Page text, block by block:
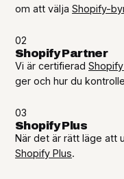
om att välja Shopify-
02
Shopify Partner
Vi är certifierad
ger och hur du
03
Shopify Plus
När det är rätt läge att
Shopify Plus.